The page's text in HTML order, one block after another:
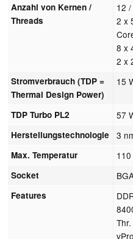
Anzahl von Kernen /
Threads
12
2 x
8 x
2 x
Stromverbrauch (TDP =
Thermal Design Power)
15
TDP Turbo PL2 57
Herstellungstechnologie 3
Max. Temperatur 110
Socket
Features